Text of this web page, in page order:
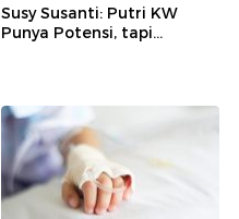
Susy Susanti: Putri KW
Punya Potensi, tapi...